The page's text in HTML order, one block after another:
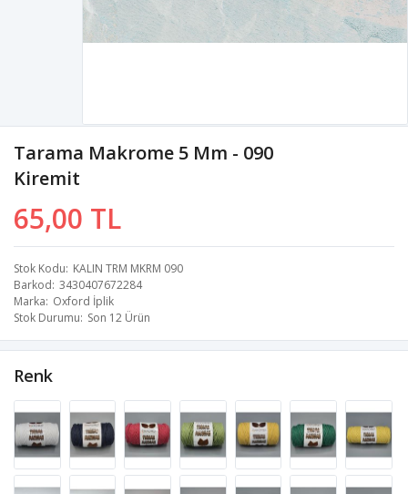
Tarama Makrome 5 Mm - 090
Kiremit
65,00 TL
Stok Kodu KALIN TRM MKRM 090
Barkod 3430407672284
Marka Oxford İplik
Stok Durumu Son 12 Ürün
Renk